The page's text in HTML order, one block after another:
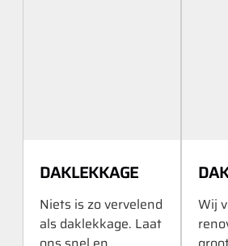
DAKLEKKAGE
Niets is zo vervelend
als daklekkage. Laat
Wij